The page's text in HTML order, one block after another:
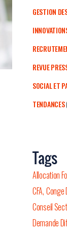
GESTION
REVUE
SOCIAL ET
TENDANCES
Tags
Allocation
CFA Conge
Conseil
Demande